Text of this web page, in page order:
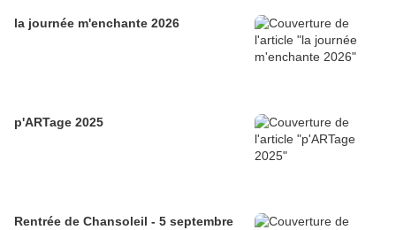
la journée m'enchante 2026
p'ARTage 2025
Rentrée de Chansoleil - 5 septembre